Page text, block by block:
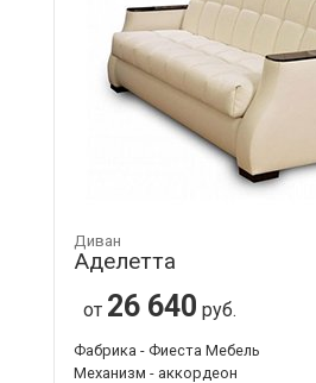
Диван
Аделетта
от 26 640 руб.
Фабрика - Фиеста Мебель
Механизм - аккордеон